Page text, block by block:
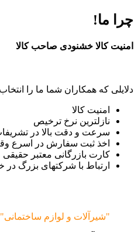
چرا ما!
امنیت کالا خشنودی صاحب کالا
دلایلی که همکاران شما ما را
امنیت کالا
نازلترین نرخ ترخیص
سرعت و دقت بالا در
اخذ ثبت سفارش در اسرع
کارت بازرگانی معتبر
ارتباط با شرکتهای بزرگ در
"شیرآلات و لوازم ساختمانی"